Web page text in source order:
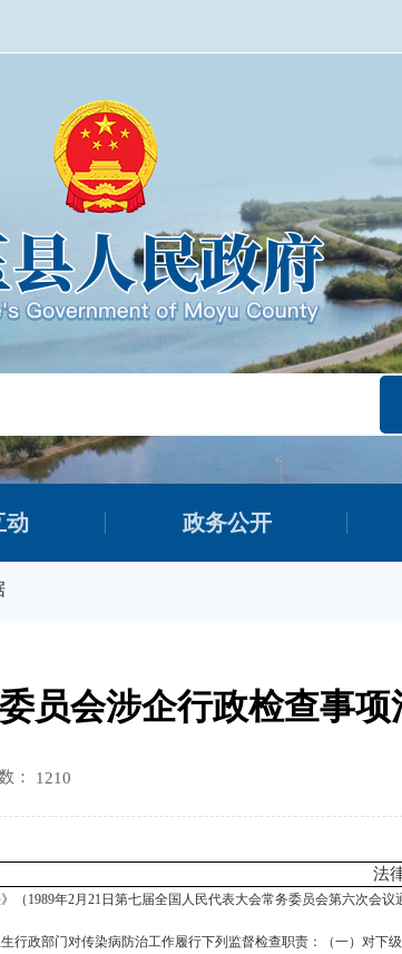
动 政务公开
员会涉企行政检查事项
： 1210
法
（ 1989年2月21日第七届全国人民代表大会常务委员会第六次会
行政部门对传染病防治工作履行下列监督检查职责：（一）对